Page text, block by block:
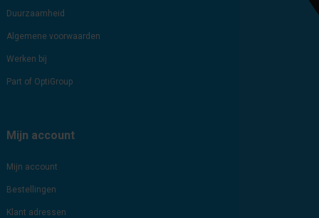
Duurzaamheid
Algemene voorwaarden
Werken bij
Part of OptiGroup
Mijn account
Mijn account
Bestellingen
Klant adressen